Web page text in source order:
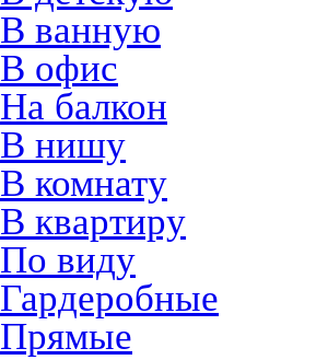
В ванную
В офис
На балкон
В нишу
В комнату
В квартиру
По виду
Гардеробные
Прямые